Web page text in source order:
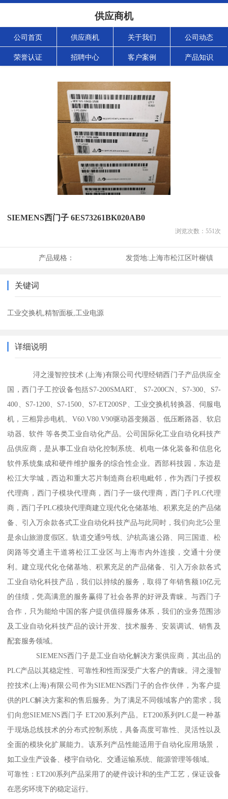
供应商机
公司首页 供应商机 关于我们 公司动态
荣誉认证 招聘中心 客户案例 产品知识
SIEMENS西门子 6ES73261BK020AB0
浏览次数： 551次
产品规格： 发货地: 上海市松江区叶榭镇
关键词
工业交换机,精智面板,工业电源
详细说明
浔之漫智控技术 (上海)有限公司代理经销西门子产品供应全
国，西门子工控设备包括S7-200SMART、 S7-200CN、S7-300、S7-
400、S7-1200、S7-1500、S7-ET200SP、工业交换机转换器、伺服电
机，三相异步电机、V60.V80.V90驱动器变频器、低压断路器、软启
动器、软件 等各类工业自动化产品。公司国际化工业自动化科技产
品供应商，是从事工业自动化控制系统、机电一体化装备和信息化
软件系统集成和硬件维护服务的综合性企业。西部科技园，东边是
松江大学城，西边和重大芯片制造商台积电毗邻，作为西门子授权
代理商，西门子模块代理商，西门子一级代理商，西门子PLC代理
商，西门子PLC模块代理商建立现代化仓储基地、积累充足的产品储
备、引入万余款各式工业自动化科技产品与此同时，我们向北5公里
是余山旅游度假区。轨道交通9号线、沪杭高速公路、同三国道、松
闵路等交通主干道将松江工业区与上海市内外连接，交通十分便
利。建立现代化仓储基地、积累充足的产品储备、引入万余款各式
工业自动化科技产品，我们以持续的服务，取得了年销售额10亿元
的佳绩，凭高满意的服务赢得了社会各界的好评及青睐。与西门子
合作，只为能给中国的客户提供值得服务体系，我们的业务范围涉
及工业自动化科技产品的设计开发、技术服务、安装调试、销售及
配套服务领域。
SIEMENS西门子是工业自动化解决方案供应商，其出品的
PLC产品以其稳定性、可靠性和性而深受广大客户的青睐。浔之漫智
控技术(上海)有限公司作为SIEMENS西门子的合作伙伴，为客户提
供的PLC解决方案和的售后服务。为了满足不同领域客户的需求，我
们向您SIEMENS西门子 ET200系列产品。ET200系列PLC是一种基
于现场总线技术的分布式控制系统，具备高度可靠性、灵活性以及
全面的模块化扩展能力。该系列产品性能适用于自动化应用场景，
如工业生产设备、楼宇自动化、交通运输系统、能源管理等领域。
可靠性：ET200系列产品采用了的硬件设计和的生产工艺，保证设备
在恶劣环境下的稳定运行。